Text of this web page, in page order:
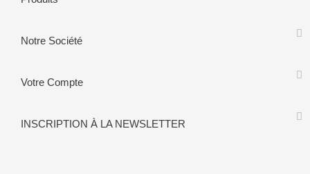
Notre Société
Votre Compte
INSCRIPTION À LA NEWSLETTER